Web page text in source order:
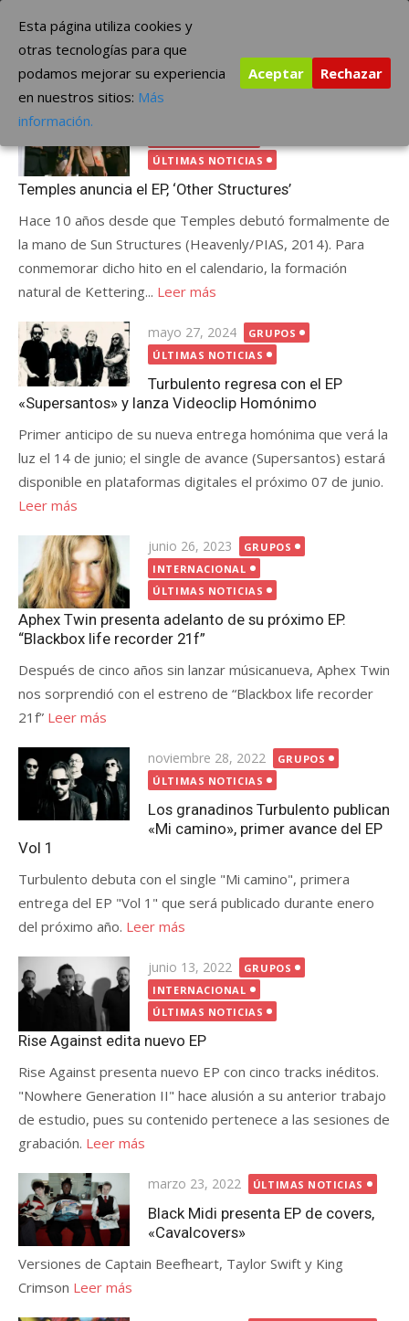
contenido
The Borderline Music
Etiqueta:ep
ÚLTIMAS NOTICIAS
Temples anuncia el EP, ‘Other Structures’
Hace 10 años desde que Temples debutó formalmente de
la mano de Sun Structures (Heavenly/PIAS, 2014). Para
conmemorar dicho hito en el calendario, la formación
natural de Kettering... Leer más
Publicada
el
mayo 27, 2024
GRUPOS
ÚLTIMAS NOTICIAS
Turbulento regresa con el EP
«Supersantos» y lanza Videoclip Homónimo
Primer anticipo de su nueva entrega homónima que verá la
luz el 14 de junio; el single de avance (Supersantos) estará
disponible en plataformas digitales el próximo 07 de junio.
Leer más
Publicada
el
junio 26, 2023
GRUPOS
INTERNACIONAL
ÚLTIMAS NOTICIAS
Aphex Twin presenta adelanto de su próximo EP.
“Blackbox life recorder 21f”
Después de cinco años sin lanzar músicanueva, Aphex Twin
nos sorprendió con el estreno de “Blackbox life recorder
21f” Leer más
Publicada
el
noviembre 28, 2022
GRUPOS
ÚLTIMAS NOTICIAS
Los granadinos Turbulento publican
«Mi camino», primer avance del EP
Vol 1
Turbulento debuta con el single "Mi camino", primera
entrega del EP "Vol 1" que será publicado durante enero
del próximo año. Leer más
Publicada
el
junio 13, 2022
GRUPOS
INTERNACIONAL
ÚLTIMAS NOTICIAS
Rise Against edita nuevo EP
Rise Against presenta nuevo EP con cinco tracks inéditos.
"Nowhere Generation II" hace alusión a su anterior trabajo
de estudio, pues su contenido pertenece a las sesiones de
grabación. Leer más
Publicada
el
marzo 23, 2022 ÚLTIMAS NOTICIAS
Black Midi presenta EP de covers,
«Cavalcovers»
Versiones de Captain Beefheart, Taylor Swift y King
Crimson Leer más
Esta página utiliza cookies y
otras tecnologías para que
podamos mejorar su experiencia
en nuestros sitios: Más
información.
Aceptar Rechazar